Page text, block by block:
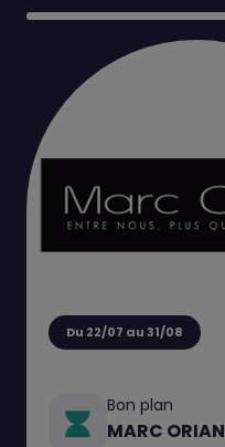
Du 22/07 au 31/08
Bon plan
MARC ORIAN